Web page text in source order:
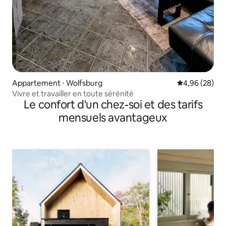
Appartement ⋅ Wolfsburg Évaluation
4,96 (28)
Vivre et travailler en toute sérénité
Le confort d'un chez-soi et des tarifs
mensuels avantageux